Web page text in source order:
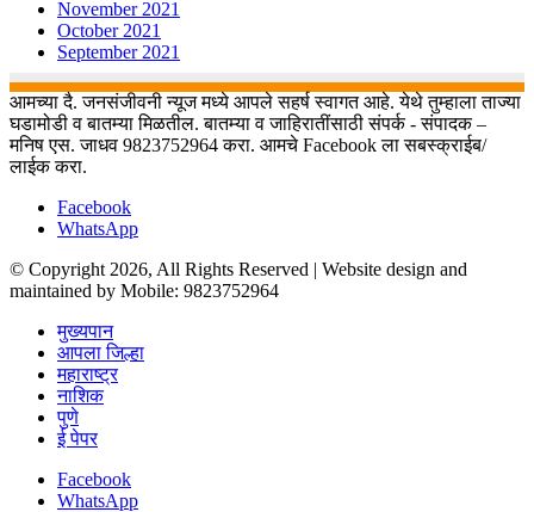
November 2021
October 2021
September 2021
आमच्या दै. जनसंजीवनी न्यूज मध्ये आपले सहर्ष स्वागत आहे. येथे तुम्हाला ताज्या
घडामोडी व बातम्या मिळतील. बातम्या व जाहिरातींसाठी संपर्क - संपादक –
मनिष एस. जाधव 9823752964 करा. आमचे Facebook ला सबस्क्राईब/
लाईक करा.
Facebook
WhatsApp
© Copyright 2026, All Rights Reserved | Website design and
maintained by Mobile: 9823752964
मुख्यपान
आपला जिल्हा
महाराष्ट्र
नाशिक
पुणे
ई पेपर
Facebook
WhatsApp